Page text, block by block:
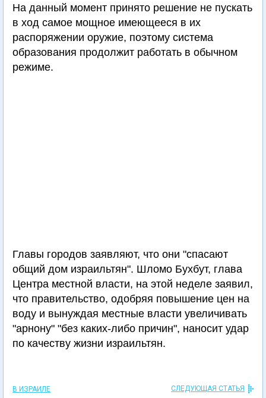
На данный момент принято решение не пускать
в ход самое мощное имеющееся в их
распоряжении оружие, поэтому система
образования продолжит работать в обычном
режиме.
Главы городов заявляют, что они "спасают
общий дом израильтян". Шломо Бухбут, глава
Центра местной власти, на этой неделе заявил,
что правительство, одобряя повышение цен на
воду и вынуждая местные власти увеличивать
"арнону" "без каких-либо причин", наносит удар
по качеству жизни израильтян.
В ИЗРАИЛЕ СЛЕДУЮЩАЯ СТАТЬЯ